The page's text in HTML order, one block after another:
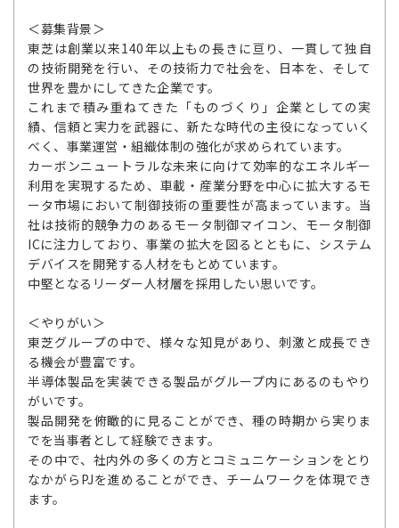
＜募集背景＞
東芝は創業以来140年以上もの長きに亘り、一貫して独自
の技術開発を行い、その技術力で社会を、日本を、そして
世界を豊かにしてきた企業です。
これまで積み重ねてきた「ものづくり」企業としての実
績、信頼と実力を武器に、新たな時代の主役になっていく
べく、事業運営・組織体制の強化が求められています。
カーボンニュートラルな未来に向けて効率的なエネルギー
利用を実現するため、車載・産業分野を中心に拡大するモ
ータ市場において制御技術の重要性が高まっています。当
社は技術的競争力のあるモータ制御マイコン、モータ制御
ICに注力しており、事業の拡大を図るとともに、システム
デバイスを開発する人材をもとめています。
中堅となるリーダー人材層を採用したい思いです。
＜やりがい＞
東芝グループの中で、様々な知見があり、刺激と成長でき
る機会が豊富です。
半導体製品を実装できる製品がグループ内にあるのもやり
がいです。
製品開発を俯瞰的に見ることができ、種の時期から実りま
でを当事者として経験できます。
その中で、社内外の多くの方とコミュニケーションをとり
なかがらPJを進めることができ、チームワークを体現でき
ます。